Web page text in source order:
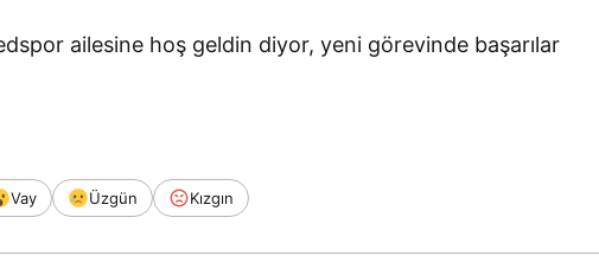
ailesine hoş geldin diyor, yeni görevinde başarılar
Vay Üzgün Kızgın